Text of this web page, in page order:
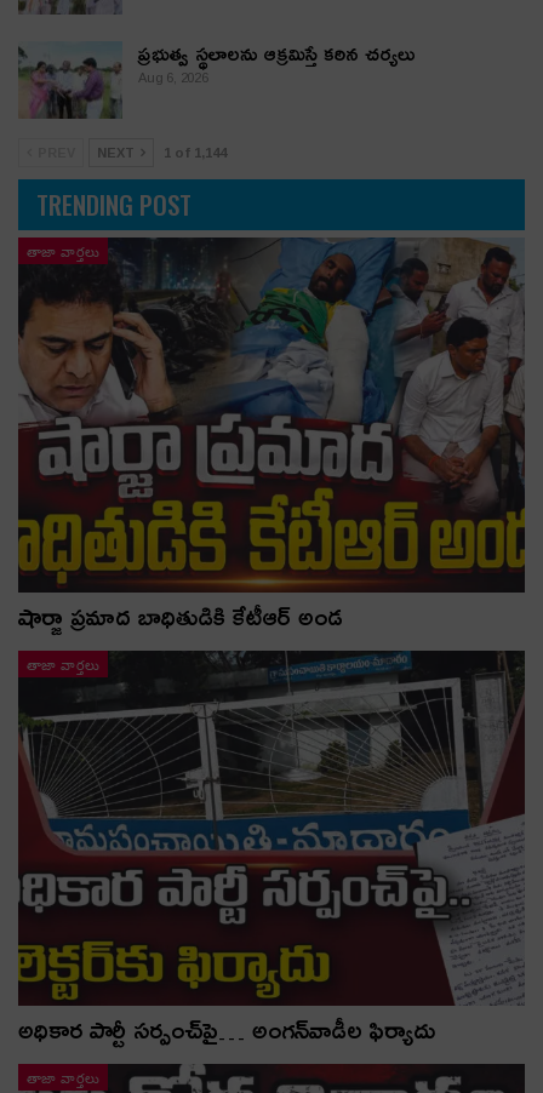
ప్రభుత్వ స్థలాలను ఆక్రమిస్తే కఠిన చర్యలు
Aug 6, 2026
NEXT 1 of 1,144
TRENDING POST
తాజా వార్తలు
షార్జా ప్రమాద బాధితుడికి కేటీఆర్ అండ
తాజా వార్తలు
అధికార పార్టీ స‌ర్పంచ్‌పై… అంగ‌న్‌వాడీల ఫిర్యాదు
తాజా వార్తలు